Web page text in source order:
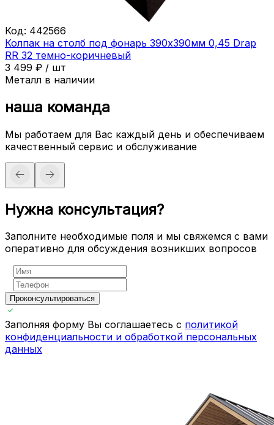
Код: 442566
Колпак на столб под фонарь 390х390мм 0,45 Drap
RR 32 темно-коричневый
3 499 ₽ / шт
Металл в наличии
наша команда
Мы работаем для Вас каждый день и обеспечиваем
качественный сервис и обслуживание
Нужна консультация?
Заполните необходимые поля и мы свяжемся с вами
оперативно для обсуждения возникших вопросов
Проконсультироваться
Заполняя форму Вы соглашаетесь с политикой
конфиденциальности и обработкой персональных
данных